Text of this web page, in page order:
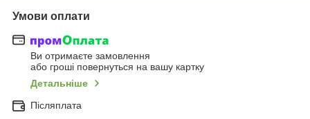
Умови оплати
Ви отримаєте замовлення
або гроші повернуться на вашу картку
Детальніше
Післяплата